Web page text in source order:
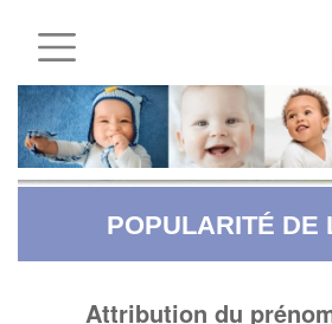
POPULARITÉ DE